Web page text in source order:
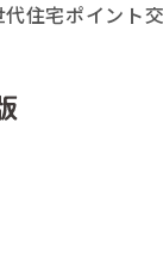
住宅ポイント